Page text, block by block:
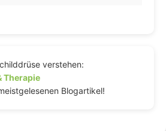
verstehen:
Therapie
Blogartikel!